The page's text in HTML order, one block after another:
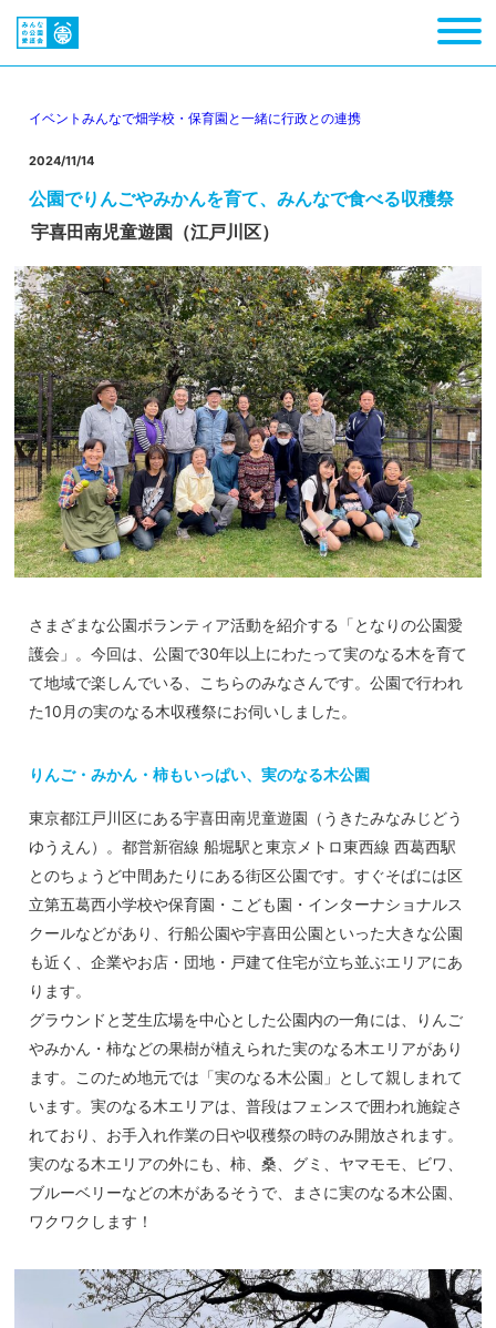
イベント みんなで畑学校・保育園と一緒に行政との連携
2024/11/14
公園でりんごやみかんを育て、みんなで食べる収穫祭
宇喜田南児童遊園（江戸川区）
さまざまな公園ボランティア活動を紹介する「となりの公園愛
護会」。今回は、公園で30年以上にわたって実のなる木を育て
て地域で楽しんでいる、こちらのみなさんです。公園で行われ
た10月の実のなる木収穫祭にお伺いしました。
りんご・みかん・柿もいっぱい、実のなる木公園
東京都江戸川区にある宇喜田南児童遊園（うきたみなみじどう
ゆうえん）。都営新宿線 船堀駅と東京メトロ東西線 西葛西駅
とのちょうど中間あたりにある街区公園です。すぐそばには区
立第五葛西小学校や保育園・こども園・インターナショナルス
クールなどがあり、行船公園や宇喜田公園といった大きな公園
も近く、企業やお店・団地・戸建て住宅が立ち並ぶエリアにあ
ります。
グラウンドと芝生広場を中心とした公園内の一角には、りんご
やみかん・柿などの果樹が植えられた実のなる木エリアがあり
ます。このため地元では「実のなる木公園」として親しまれて
います。実のなる木エリアは、普段はフェンスで囲われ施錠さ
れており、お手入れ作業の日や収穫祭の時のみ開放されます。
実のなる木エリアの外にも、柿、桑、グミ、ヤマモモ、ビワ、
ブルーベリーなどの木があるそうで、まさに実のなる木公園、
ワクワクします！